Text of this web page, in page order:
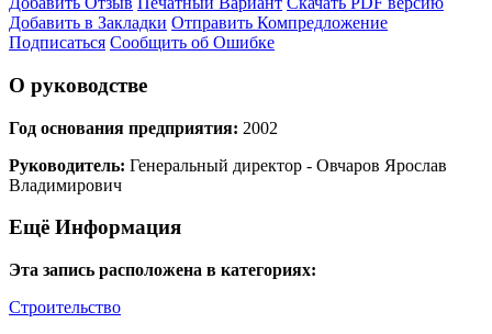
Добавить в Закладки Отправить Компредложение
Подписаться Сообщить об Ошибке
О руководстве
Год основания предприятия: 2002
Руководитель: Генеральный директор - Овчаров Ярослав
Владимирович
Ещё Информация
Эта запись расположена в категориях:
Строительство